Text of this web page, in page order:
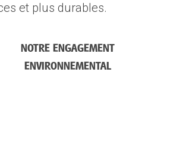
et plus durables.
NOTRE ENGAGEMENT
ENVIRONNEMENTAL